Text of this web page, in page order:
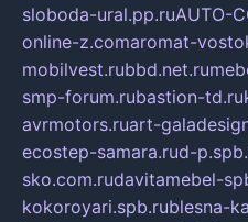
sloboda-ural.pp.ruAUTO-
online-z.comaromat-
mobilvest.rubbd.net.ru
smp-forum.rubastion-td.ru
avrmotors.ruart-
ecostep-samara.rud-
sko.com.rudavitamebel-
kokoroyari.spb.rublesna-